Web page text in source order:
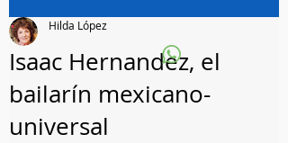
Isaac Hernandez, el
bailarín mexicano-
universal
Hilda López